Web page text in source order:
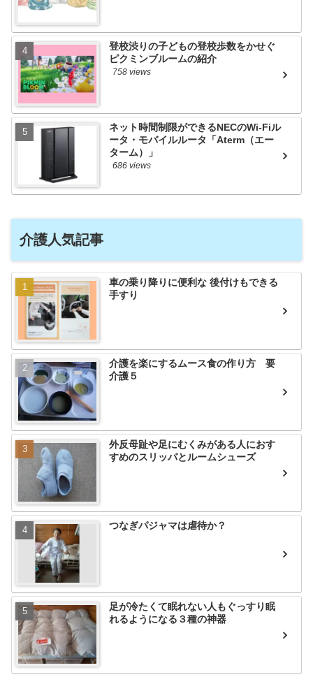
登校渋りの子どもの登校歩数をかせぐ
ピクミンブルームの紹介
758 views
ネット時間制限ができるNECのWi-Fiル
ータ・モバイルルータ「Aterm（エー
ターム）」
686 views
介護人気記事
車の乗り降りに便利な 後付けもできる
手すり
介護を楽にするムース食の作り方 要
介護５
外反母趾や足にむくみがある人におす
すめのスリッパとルームシューズ
つなぎパジャマは虐待か？
足が冷たくて眠れない人もぐっすり眠
れるようになる３種の神器